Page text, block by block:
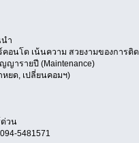
ำ
อนโด เน้นความ สวยงามของการติ
ารายปี (Maintenance)
ยด, เปลี่ยนคอมฯ)
วน
5481571